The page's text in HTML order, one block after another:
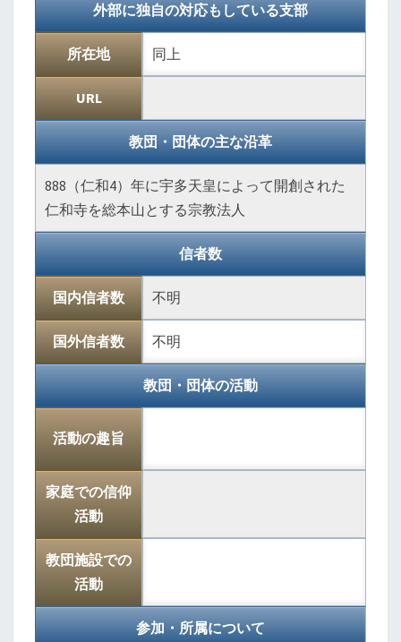
外部に独自の対応もしている支部
所在地 同上
URL
教団・団体の主な沿革
888（仁和4）年に宇多天皇によって開創された
仁和寺を総本山とする宗教法人
信者数
国内信者数 不明
国外信者数 不明
教団・団体の活動
活動の趣旨
家庭での信仰
活動
教団施設での
活動
参加・所属について